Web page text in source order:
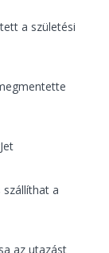
a születési
szállíthat a
az utazást